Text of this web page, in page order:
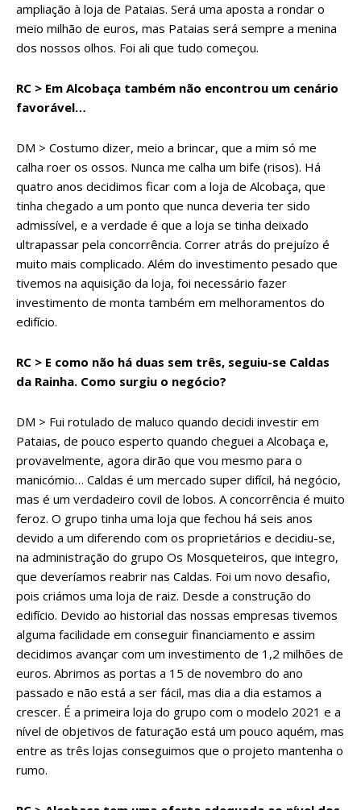
ampliação à loja de Pataias. Será uma aposta a rondar o
meio milhão de euros, mas Pataias será sempre a menina
dos nossos olhos. Foi ali que tudo começou.
RC > Em Alcobaça também não encontrou um cenário
favorável…
DM > Costumo dizer, meio a brincar, que a mim só me
calha roer os ossos. Nunca me calha um bife (risos). Há
quatro anos decidimos ficar com a loja de Alcobaça, que
tinha chegado a um ponto que nunca deveria ter sido
admissível, e a verdade é que a loja se tinha deixado
ultrapassar pela concorrência. Correr atrás do prejuízo é
muito mais complicado. Além do investimento pesado que
tivemos na aquisição da loja, foi necessário fazer
investimento de monta também em melhoramentos do
edifício.
RC > E como não há duas sem três, seguiu-se Caldas
da Rainha. Como surgiu o negócio?
DM > Fui rotulado de maluco quando decidi investir em
Pataias, de pouco esperto quando cheguei a Alcobaça e,
provavelmente, agora dirão que vou mesmo para o
manicómio… Caldas é um mercado super difícil, há negócio,
mas é um verdadeiro covil de lobos. A concorrência é muito
feroz. O grupo tinha uma loja que fechou há seis anos
devido a um diferendo com os proprietários e decidiu-se,
na administração do grupo Os Mosqueteiros, que integro,
que deveríamos reabrir nas Caldas. Foi um novo desafio,
pois criámos uma loja de raiz. Desde a construção do
edifício. Devido ao historial das nossas empresas tivemos
alguma facilidade em conseguir financiamento e assim
decidimos avançar com um investimento de 1,2 milhões de
euros. Abrimos as portas a 15 de novembro do ano
passado e não está a ser fácil, mas dia a dia estamos a
crescer. É a primeira loja do grupo com o modelo 2021 e a
nível de objetivos de faturação está um pouco aquém, mas
entre as três lojas conseguimos que o projeto mantenha o
rumo.